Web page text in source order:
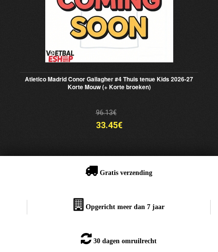
Atletico Madrid Conor Gallagher #4 Thuis tenue Kids 2026-27
Korte Mouw (+ Korte broeken)
96.13€
33.45€
Gratis verzending
Opgericht meer dan 7 jaar
30 dagen omruilrecht